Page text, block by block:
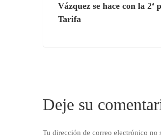
Vázquez se hace con la 2ª
Tarifa
Deje su
Tu dirección de correo electrónico no